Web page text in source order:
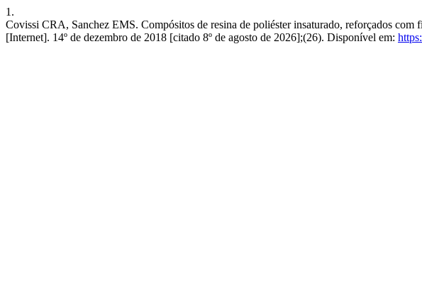
1.
Covissi CRA, Sanchez EMS. Compósitos de resina de poliéster insaturado, reforçados
[Internet]. 14º de dezembro de 2018 [citado 8º de agosto de 2026];(26). Disponível em: